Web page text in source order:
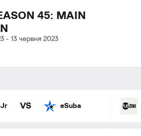
45: MAIN
- 13 червня 2023
Jr VS eSuba